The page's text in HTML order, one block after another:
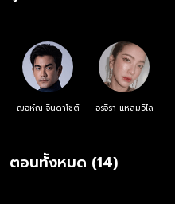
ฌอห์ณ จินดาโชติ อรจิรา แหลมวิไล
ตอนทั้งหมด (14)